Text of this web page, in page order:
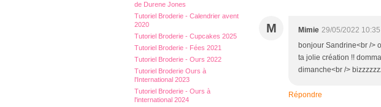
de Durene Jones
Tutoriel Broderie - Calendrier avent
2020
Tutoriel Broderie - Cupcakes 2025
Tutoriel Broderie - Fées 2021
Tutoriel Broderie - Ours 2022
Tutoriel Broderie Ours à
l'International 2023
Tutoriel Broderie - Ours à
l'international 2024
M Mimie 29/05/2022 10:35
bonjour Sandrine<br />
ta jolie création !!
dimanche<br />
Répondre